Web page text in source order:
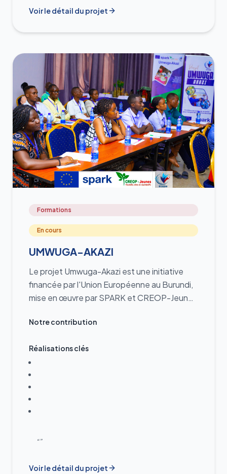
Voir le détail du projet
Formations
En cours
UMWUGA-AKAZI
Le projet Umwuga-Akazi est une initiative
financée par l'Union Européenne au Burundi,
mise en œuvre par SPARK et CREOP-Jeunes
professionnelle des jeunes et la création
Bururi. Il renforce l'efficacité de la formation
professionnelle (CEMs/CFP) pour l'adapter
au marché.
Notre contribution
Réalisations clés
“”
Voir le détail du projet